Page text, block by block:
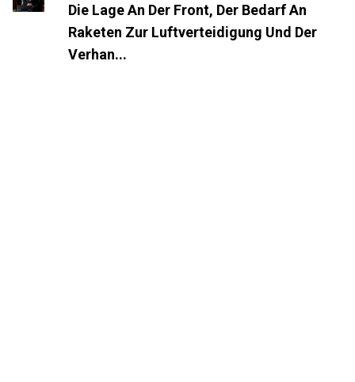
Die Lage An Der Front, Der Bedarf An
Raketen Zur Luftverteidigung Und Der
Verhan...